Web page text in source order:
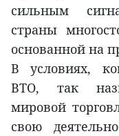
сильным
страны
основанной на
В условиях,
ВТО, так
мировой
свою